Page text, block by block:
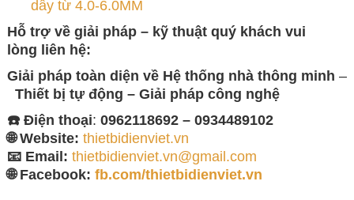
dây từ 4.0-6.0MM
Hỗ trợ về giải pháp – kỹ thuật quý khách vui
lòng liên hệ:
Giải pháp toàn diện về Hệ thống nhà thông minh –
Thiết bị tự động – Giải pháp công nghệ
☎️ Điện thoại: 0962118692 – 0934489102
🌐 Website: thietbidienviet.vn
📧 Email: thietbidienviet.vn@gmail.com
🌐 Facebook: fb.com/thietbidienviet.vn